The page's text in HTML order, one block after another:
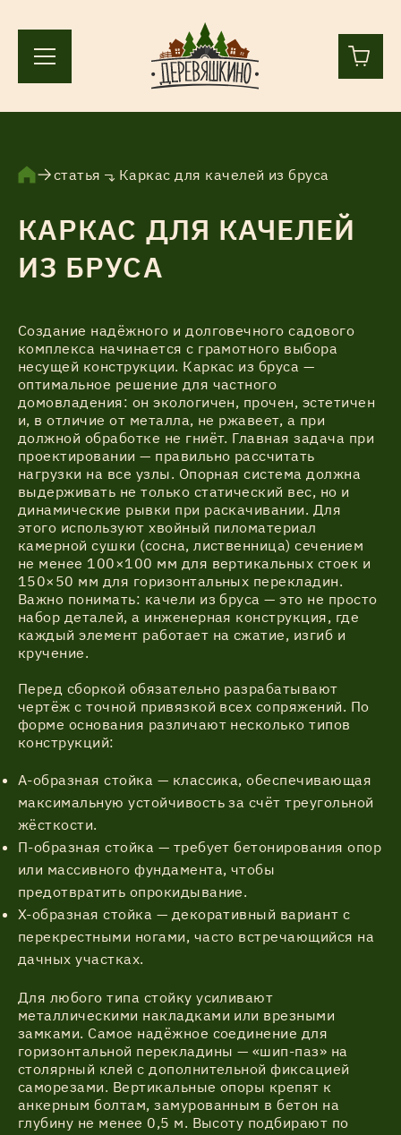
Ленинградская область, Всеволожский р-н, пос.
Лесколово, земля Аньялово.
ПН-ПТ 9:00 – 17:00
Каталог
Услуги
Акции
Статьи
О компании
Контакты
статья Каркас для качелей из бруса
КАРКАС ДЛЯ КАЧЕЛЕЙ
ИЗ БРУСА
Создание надёжного и долговечного садового
комплекса начинается с грамотного выбора
несущей конструкции. Каркас из бруса —
оптимальное решение для частного
домовладения: он экологичен, прочен, эстетичен
и, в отличие от металла, не ржавеет, а при
должной обработке не гниёт. Главная задача при
проектировании — правильно рассчитать
нагрузки на все узлы. Опорная система должна
выдерживать не только статический вес, но и
динамические рывки при раскачивании. Для
этого используют хвойный пиломатериал
камерной сушки (сосна, лиственница) сечением
не менее 100×100 мм для вертикальных стоек и
150×50 мм для горизонтальных перекладин.
Важно понимать: качели из бруса — это не просто
набор деталей, а инженерная конструкция, где
каждый элемент работает на сжатие, изгиб и
кручение.
Перед сборкой обязательно разрабатывают
чертёж с точной привязкой всех сопряжений. По
форме основания различают несколько типов
конструкций:
А-образная стойка — классика, обеспечивающая
максимальную устойчивость за счёт треугольной
жёсткости.
П-образная стойка — требует бетонирования опор
или массивного фундамента, чтобы
предотвратить опрокидывание.
Х-образная стойка — декоративный вариант с
перекрестными ногами, часто встречающийся на
дачных участках.
Для любого типа стойку усиливают
металлическими накладками или врезными
замками. Самое надёжное соединение для
горизонтальной перекладины — «шип-паз» на
столярный клей с дополнительной фиксацией
саморезами. Вертикальные опоры крепят к
анкерным болтам, замурованным в бетон на
глубину не менее 0,5 м. Высоту подбирают по
Соглашение об обработке
персональных данных
Соглашение об обработке
персональных данных